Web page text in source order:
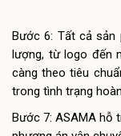
Bước 6: Tất cả sản
lượng, từ logo đến
càng theo tiêu
trong tình trạng
Bước 7: ASAMA hỗ